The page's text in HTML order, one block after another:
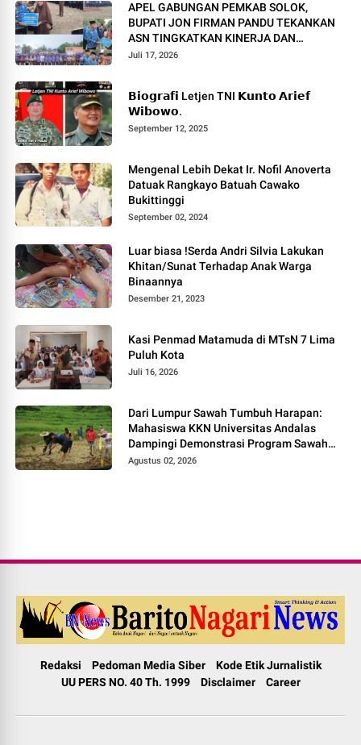
APEL GABUNGAN PEMKAB SOLOK,
BUPATI JON FIRMAN PANDU TEKANKAN
ASN TINGKATKAN KINERJA DAN
PELAYANAN MASYARAKAT.
Juli 17, 2026
𝗕𝗶𝗼𝗴𝗿𝗮𝗳𝗶 Letjen TNI 𝗞𝘂𝗻𝘁𝗼 𝗔𝗿𝗶𝗲𝗳
𝗪𝗶𝗯𝗼𝘄𝗼.
September 12, 2025
Mengenal Lebih Dekat Ir. Nofil Anoverta
Datuak Rangkayo Batuah Cawako
Bukittinggi
September 02, 2024
Luar biasa !Serda Andri Silvia Lakukan
Khitan/Sunat Terhadap Anak Warga
Binaannya
Desember 21, 2023
Kasi Penmad Matamuda di MTsN 7 Lima
Puluh Kota
Juli 16, 2026
Dari Lumpur Sawah Tumbuh Harapan:
Mahasiswa KKN Universitas Andalas
Dampingi Demonstrasi Program Sawah
Pokok Murah di Jorong Bayua
Agustus 02, 2026
Redaksi Pedoman Media Siber
Kode Etik Jurnalistik
UU PERS NO. 40 Th. 1999
Disclaimer Career